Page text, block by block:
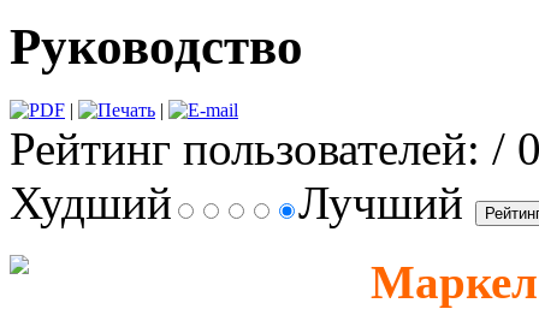
Руководство
| |
Рейтинг пользователей: /
Худший
Лучший